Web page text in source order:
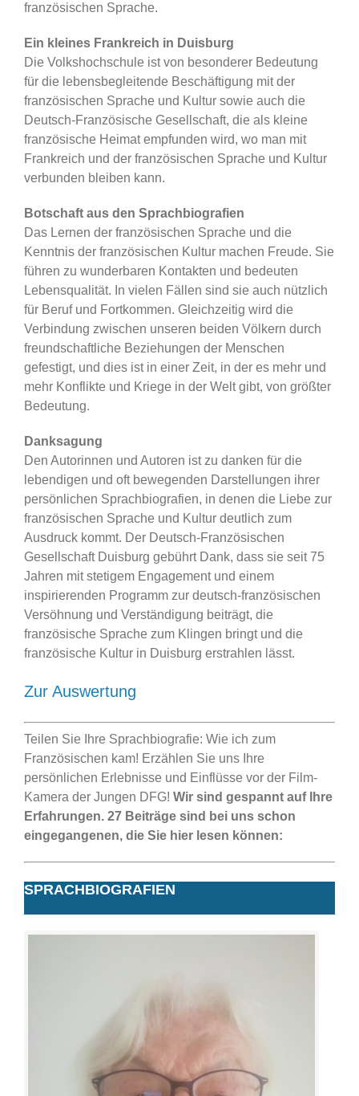
französischen Sprache.
Ein kleines Frankreich in Duisburg
Die Volkshochschule ist von besonderer Bedeutung
für die lebensbegleitende Beschäftigung mit der
französischen Sprache und Kultur sowie auch die
Deutsch-Französische Gesellschaft, die als kleine
französische Heimat empfunden wird, wo man mit
Frankreich und der französischen Sprache und Kultur
verbunden bleiben kann.
Botschaft aus den Sprachbiografien
Das Lernen der französischen Sprache und die
Kenntnis der französischen Kultur machen Freude. Sie
führen zu wunderbaren Kontakten und bedeuten
Lebensqualität. In vielen Fällen sind sie auch nützlich
für Beruf und Fortkommen. Gleichzeitig wird die
Verbindung zwischen unseren beiden Völkern durch
freundschaftliche Beziehungen der Menschen
gefestigt, und dies ist in einer Zeit, in der es mehr und
mehr Konflikte und Kriege in der Welt gibt, von größter
Bedeutung.
Danksagung
Den Autorinnen und Autoren ist zu danken für die
lebendigen und oft bewegenden Darstellungen ihrer
persönlichen Sprachbiografien, in denen die Liebe zur
französischen Sprache und Kultur deutlich zum
Ausdruck kommt. Der Deutsch-Französischen
Gesellschaft Duisburg gebührt Dank, dass sie seit 75
Jahren mit stetigem Engagement und einem
inspirierenden Programm zur deutsch-französischen
Versöhnung und Verständigung beiträgt, die
französische Sprache zum Klingen bringt und die
französische Kultur in Duisburg erstrahlen lässt.
Zur Auswertung
Teilen Sie Ihre Sprachbiografie: Wie ich zum
Französischen kam! Erzählen Sie uns Ihre
persönlichen Erlebnisse und Einflüsse vor der Film-
Kamera der Jungen DFG! Wir sind gespannt auf Ihre
Erfahrungen. 27 Beiträge sind bei uns schon
eingegangenen, die Sie hier lesen können:
SPRACHBIOGRAFIEN